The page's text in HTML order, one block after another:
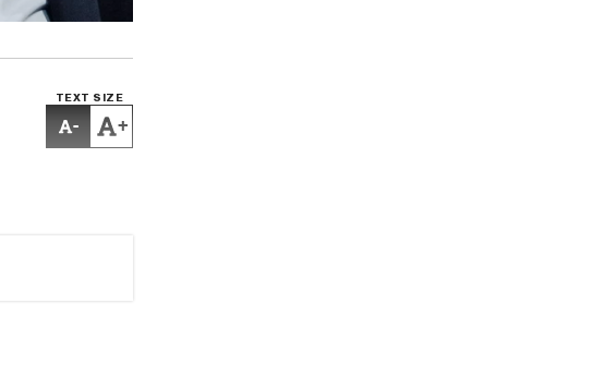
TEXT SIZE
- +